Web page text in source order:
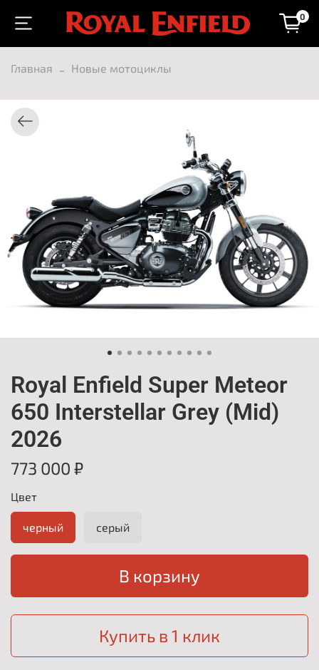
0
Главная Новые мотоциклы
Royal Enfield Super Meteor
650 Interstellar Grey (Mid)
2026
773 000 ₽
В корзину
Купить в 1 клик
Цвет
черный серый